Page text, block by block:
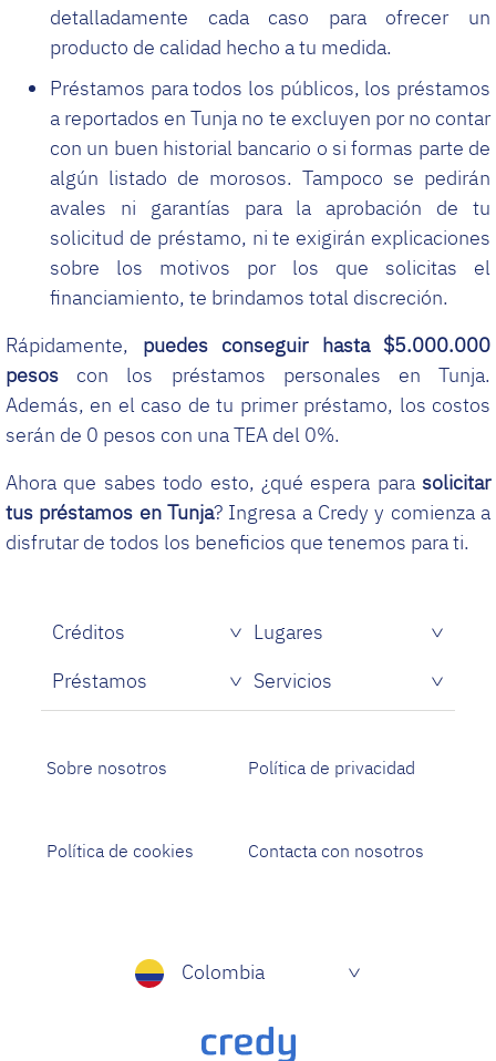
detalladamente cada caso para ofrecer un
producto de calidad hecho a tu medida.
Préstamos para todos los públicos, los préstamos
a reportados en Tunja no te excluyen por no contar
con un buen historial bancario o si formas parte de
algún listado de morosos. Tampoco se pedirán
avales ni garantías para la aprobación de tu
solicitud de préstamo, ni te exigirán explicaciones
sobre los motivos por los que solicitas el
financiamiento, te brindamos total discreción.
Rápidamente, puedes conseguir hasta $5.000.000
pesos con los préstamos personales en Tunja.
Además, en el caso de tu primer préstamo, los costos
serán de 0 pesos con una TEA del 0%.
Ahora que sabes todo esto, ¿qué espera para solicitar
tus préstamos en Tunja? Ingresa a Credy y comienza a
disfrutar de todos los beneficios que tenemos para ti.
Créditos
Lugares
Préstamos
Servicios
Sobre nosotros Política de privacidad
Política de cookies Contacta con nosotros
Colombia